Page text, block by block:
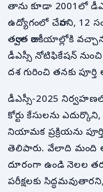
తాను కూడా 2001లో
ఉద్యోగంలో చేరానని, 12
తర్వాత రాజకీయాల్లోకి
డీఎస్సీ నోటిఫికేషన్ నుంచి
దశ గురించి తనకు
డీఎస్సీ-2025 నిర్వహణలో
కోర్టు కేసులను
నియామక ప్రక్రియను
తెలిపారు. వేలాది మంది
దూరంగా ఉండి నెలల
పరీక్షలకు